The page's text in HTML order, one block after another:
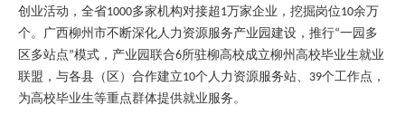
创业活动，全省1000多家机构对接超 1万家企业，挖掘岗位10余万
个。广西柳州市不断深化人力资源服务产业园建设，推行“一园多
区多站点”模式，产业园联合6所驻柳高校成立柳州高校毕业生就业
联盟，与各县（区）合作建立10个人力资源服务站、 39个工作点，
为高校毕业生等重点群体提供就业服务。